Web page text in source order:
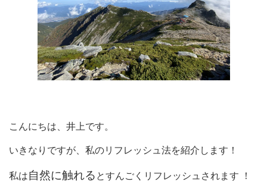
こんにちは、井上です。
いきなりですが、私のリフレッシュ法を紹介します！
私は自然に触れる とすんごくリフレッシュされます ！